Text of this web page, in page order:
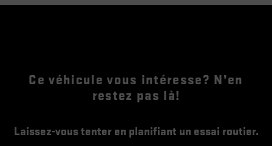
Ce véhicule vous intéresse? N’en
restez pas là!
Laissez-vous tenter en planifiant un essai routier.